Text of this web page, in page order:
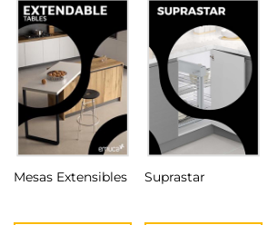
Mesas Extensibles Suprastar